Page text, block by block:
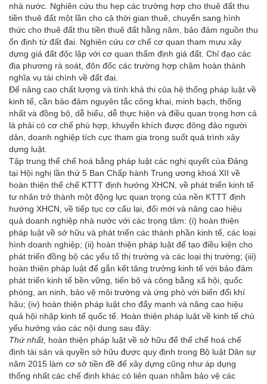
nhà nước. Nghiên cứu thu hẹp các trường hợp cho thuê đất thu
tiền thuê đất một lần cho cả thời gian thuê, chuyển sang hình
thức cho thuê đất thu tiền thuê đất hằng năm, bảo đảm nguồn thu
ổn định từ đất đai. Nghiên cứu cơ chế cơ quan tham mưu xây
dựng giá đất độc lập với cơ quan thẩm định giá đất. Chỉ đạo các
địa phương rà soát, đôn đốc các trường hợp chậm hoàn thành
nghĩa vụ tài chính về đất đai.
Để nâng cao chất lượng và tính khả thi của hệ thống pháp luật về
kinh tế, cần bảo đảm nguyên tắc công khai, minh bạch, thống
nhất và đồng bộ, dễ hiểu, dễ thực hiện và điều quan trọng hơn cả
là phải có cơ chế phù hợp, khuyến khích được đông đảo người
dân, doanh nghiệp tích cực tham gia trong suốt quá trình xây
dựng luật.
Tập trung thể chế hoá bằng pháp luật các nghị quyết của Đảng
tại Hội nghị lần thứ 5 Ban Chấp hành Trung ương khoá XII về
hoàn thiện thể chế KTTT định hướng XHCN, về phát triển kinh tế
tư nhân trở thành một động lực quan trọng của nền KTTT định
hướng XHCN, về tiếp tục cơ cấu lại, đổi mới và nâng cao hiệu
quả doanh nghiệp nhà nước với các trọng tâm: (i) hoàn thiện
pháp luật về sở hữu và phát triển các thành phần kinh tế, các loại
hình doanh nghiệp; (ii) hoàn thiện pháp luật để tạo điều kiện cho
phát triển đồng bộ các yếu tố thị trường và các loại thị trường; (iii)
hoàn thiện pháp luật để gắn kết tăng trưởng kinh tế với bảo đảm
phát triển kinh tế bền vững, tiến bộ và công bằng xã hội, quốc
phòng, an ninh, bảo vệ môi trường và ứng phó với biến đổi khí
hậu; (iv) hoàn thiện pháp luật cho đẩy mạnh và nâng cao hiệu
quả hội nhập kinh tế quốc tế. Hoàn thiện pháp luật về kinh tế chủ
yếu hướng vào các nội dung sau đây:
Thứ nhất, hoàn thiện pháp luật về sở hữu để thể chế hoá chế
định tài sản và quyền sở hữu được quy định trong Bộ luật Dân sự
năm 2015 làm cơ sở tiền đề để xây dựng cũng như áp dụng
thống nhất các chế định khác có liên quan nhằm bảo vệ các